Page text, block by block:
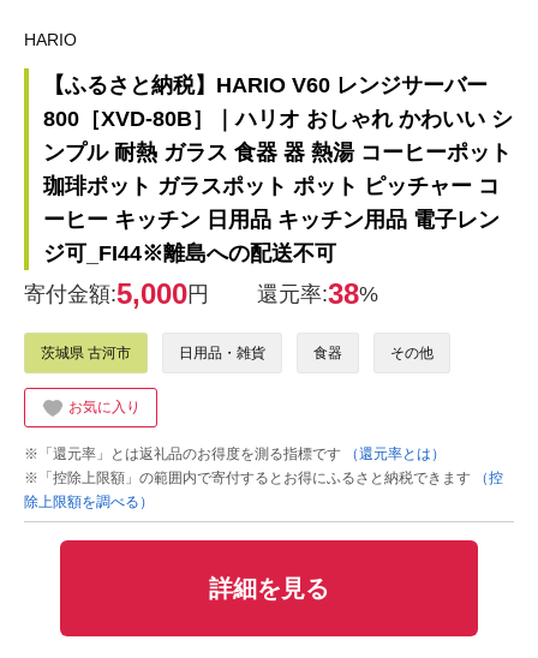
HARIO
【ふるさと納税】HARIO V60 レンジサーバー
800［XVD-80B］｜ハリオ おしゃれ かわいい シ
ンプル 耐熱 ガラス 食器 器 熱湯 コーヒーポット
珈琲ポット ガラスポット ポット ピッチャー コ
ーヒー キッチン 日用品 キッチン用品 電子レン
ジ可_FI44※離島への配送不可
寄付金額:5,000円 還元率:38%
茨城県 古河市 日用品・雑貨 食器 その他
お気に入り
※「還元率」とは返礼品のお得度を測る指標です
（還元率とは）
※「控除上限額」の範囲内で寄付するとお得にふるさと納税できます
（控
除上限額を調べる）
詳細を見る